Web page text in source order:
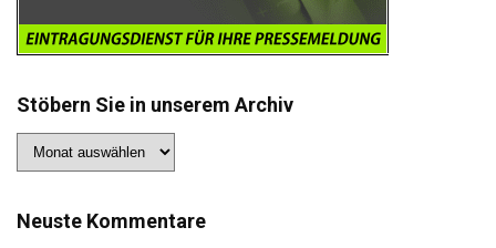
Stöbern Sie in unserem Archiv
Sie
Archiv
Neuste Kommentare